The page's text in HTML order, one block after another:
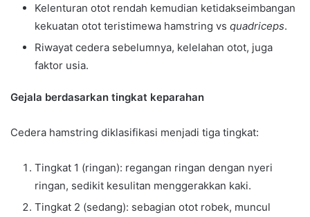
Kelenturan otot rendah kemudian ketidakseimbangan
kekuatan otot teristimewa hamstring vs quadriceps.
Riwayat cedera sebelumnya, kelelahan otot, juga
faktor usia.
Gejala berdasarkan tingkat keparahan
Cedera hamstring diklasifikasi menjadi tiga tingkat:
Tingkat 1 (ringan): regangan ringan dengan nyeri
ringan, sedikit kesulitan menggerakkan kaki.
Tingkat 2 (sedang): sebagian otot robek, muncul